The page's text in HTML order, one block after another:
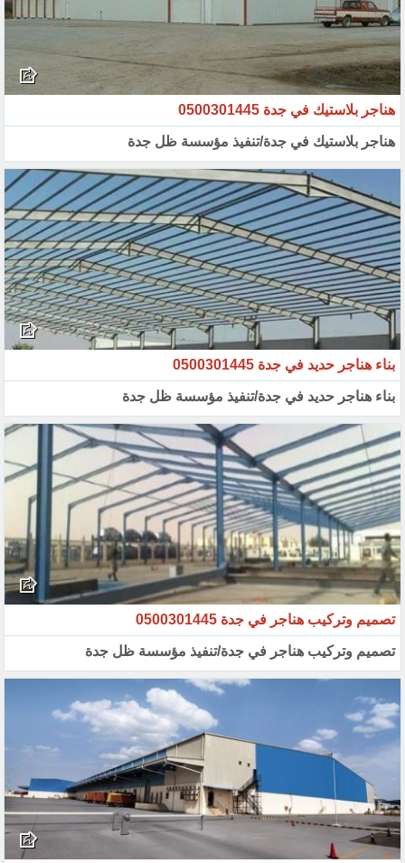
هناجر بلاستيك في جدة 0500301445
هناجر بلاستيك في جدة/تنفيذ مؤسسة ظل جدة
بناء هناجر حديد في جدة 0500301445
بناء هناجر حديد في جدة/تنفيذ مؤسسة ظل جدة
تصميم وتركيب هناجر في جدة 0500301445
تصميم وتركيب هناجر في جدة/تنفيذ مؤسسة ظل جدة